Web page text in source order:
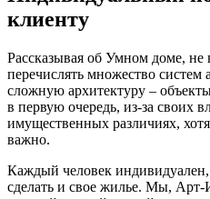
клиенту
Рассказывая об Умном доме, не
перечислять множество
сложную архитектуру –
в первую очередь, из-за своих
имущественных различиях,
важно.
Каждый человек
сделать и свое жилье. Мы,